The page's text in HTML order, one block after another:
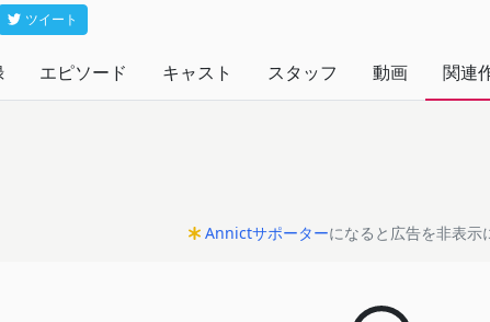
ツイート
エピソード キャスト スタッフ 動画 関連
Annictサポーターになると広告を非表示